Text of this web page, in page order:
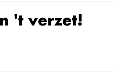
't verzet!